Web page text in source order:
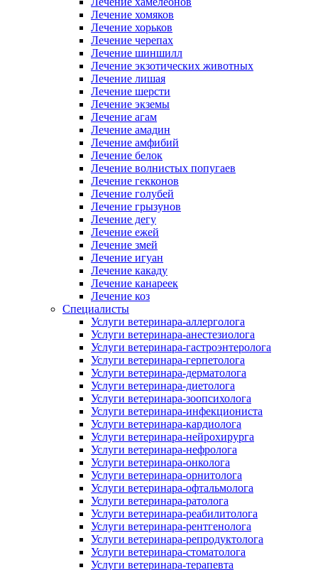
Лечение хомяков
Лечение хорьков
Лечение черепах
Лечение шиншилл
Лечение экзотических животных
Лечение лишая
Лечение шерсти
Лечение экземы
Лечение агам
Лечение амадин
Лечение амфибий
Лечение белок
Лечение волнистых попугаев
Лечение гекконов
Лечение голубей
Лечение грызунов
Лечение дегу
Лечение ежей
Лечение змей
Лечение игуан
Лечение какаду
Лечение канареек
Лечение коз
Специалисты
Услуги ветеринара-аллерголога
Услуги ветеринара-анестезиолога
Услуги ветеринара-гастроэнтеролога
Услуги ветеринара-герпетолога
Услуги ветеринара-дерматолога
Услуги ветеринара-диетолога
Услуги ветеринара-зоопсихолога
Услуги ветеринара-инфекциониста
Услуги ветеринара-кардиолога
Услуги ветеринара-нейрохирурга
Услуги ветеринара-нефролога
Услуги ветеринара-онколога
Услуги ветеринара-орнитолога
Услуги ветеринара-офтальмолога
Услуги ветеринара-ратолога
Услуги ветеринара-реабилитолога
Услуги ветеринара-рентгенолога
Услуги ветеринара-репродуктолога
Услуги ветеринара-стоматолога
Услуги ветеринара-терапевта